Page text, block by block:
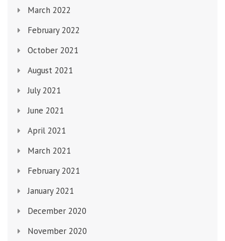
March 2022
February 2022
October 2021
August 2021
July 2021
June 2021
April 2021
March 2021
February 2021
January 2021
December 2020
November 2020